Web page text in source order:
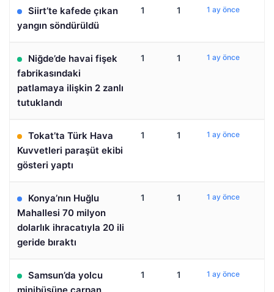
Siirt’te kafede çıkan
yangın söndürüldü
1 1 1 ay önce
Niğde’de havai fişek
fabrikasındaki
patlamaya ilişkin 2 zanlı
tutuklandı
1 1 1 ay önce
Tokat’ta Türk Hava
Kuvvetleri paraşüt ekibi
gösteri yaptı
1 1 1 ay önce
Konya’nın Huğlu
Mahallesi 70 milyon
dolarlık ihracatıyla 20 ili
geride bıraktı
1 1 1 ay önce
Samsun’da yolcu
1 1 1 ay önce